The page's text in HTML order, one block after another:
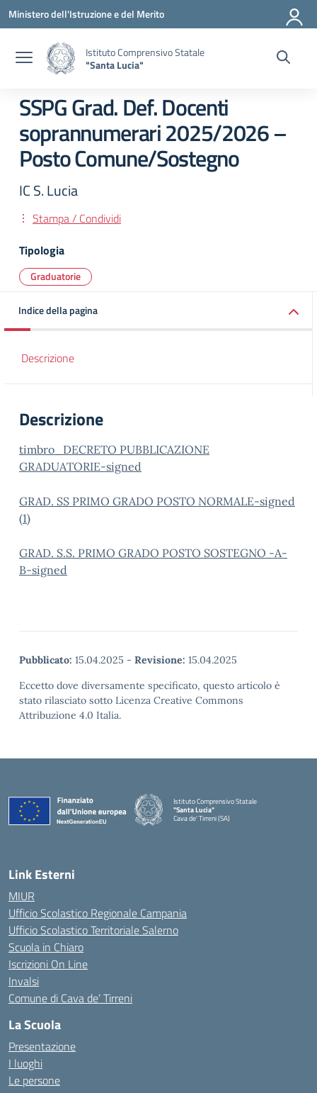
Vai ai contenuti
Vai al menu di navigazione
Vai al footer
Ministero dell'Istruzione e del Merito
Istituto Comprensivo Statale
"Santa Lucia"
SSPG Grad. Def. Docenti
soprannumerari 2025/2026 –
Posto Comune/Sostegno
IC S. Lucia
Stampa / Condividi
Tipologia
Graduatorie
Indice della pagina
Descrizione
Descrizione
timbro_DECRETO PUBBLICAZIONE
GRADUATORIE-signed
GRAD. SS PRIMO GRADO POSTO NORMALE-signed
(1)
GRAD. S.S. PRIMO GRADO POSTO SOSTEGNO -A-
B-signed
Pubblicato: 15.04.2025 - Revisione: 15.04.2025
Eccetto dove diversamente specificato, questo articolo è
stato rilasciato sotto Licenza Creative Commons
Attribuzione 4.0 Italia.
Istituto Comprensivo Statale
"Santa Lucia"
Cava de' Tirreni (SA)
Link Esterni
MIUR
Ufficio Scolastico Regionale Campania
Ufficio Scolastico Territoriale Salerno
Scuola in Chiaro
Iscrizioni On Line
Invalsi
Comune di Cava de’ Tirreni
La Scuola
Presentazione
I luoghi
Le persone